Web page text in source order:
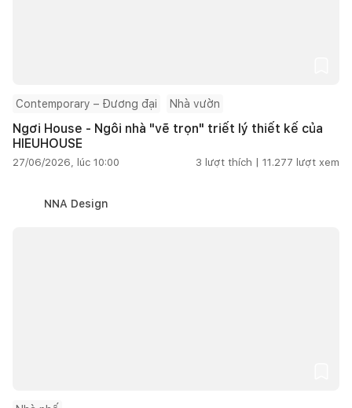
Contemporary – Đương đại Nhà vườn
Ngơi House - Ngôi nhà "vẽ trọn" triết lý thiết kế của
HIEUHOUSE
27/06/2026, lúc 10:00 3 lượt thích | 11.277 lượt xem
NNA Design